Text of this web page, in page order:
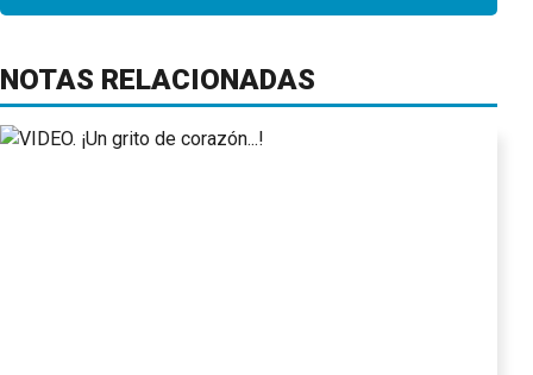
NOTAS RELACIONADAS